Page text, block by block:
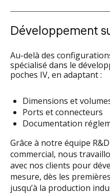
Développement
Au-delà des
spécialisé dans le
poches IV, en adaptant :
Dimensions et
Ports et connecteurs
Documentation
Grâce à notre équipe
commercial, nous
avec nos clients pour
mesure, dès les
jusqu’à la production